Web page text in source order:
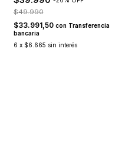
$49.990
$33.991,50 con Transferencia
bancaria
6 x $6.665 sin interés